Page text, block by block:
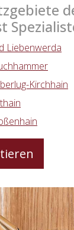
Liebenwerda
Kirchhain